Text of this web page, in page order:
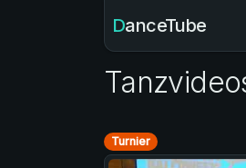
DanceTube
Turnier